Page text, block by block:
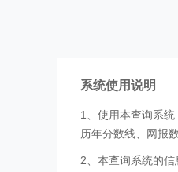
系统使用说明
1、使用本查询系
历年分数线、网报
2、本查询系统的